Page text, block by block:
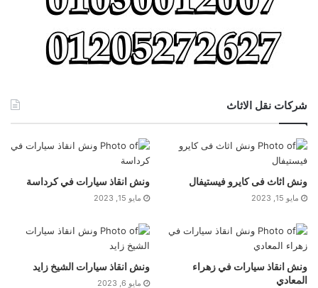
شركات نقل الاثاث
ونش اثاث فى كايرو فيستيفال
مايو 15, 2023
ونش انقاذ سيارات في كرداسة
مايو 15, 2023
ونش انقاذ سيارات في زهراء
المعادي
ونش انقاذ سيارات الشيخ زايد
مايو 6, 2023